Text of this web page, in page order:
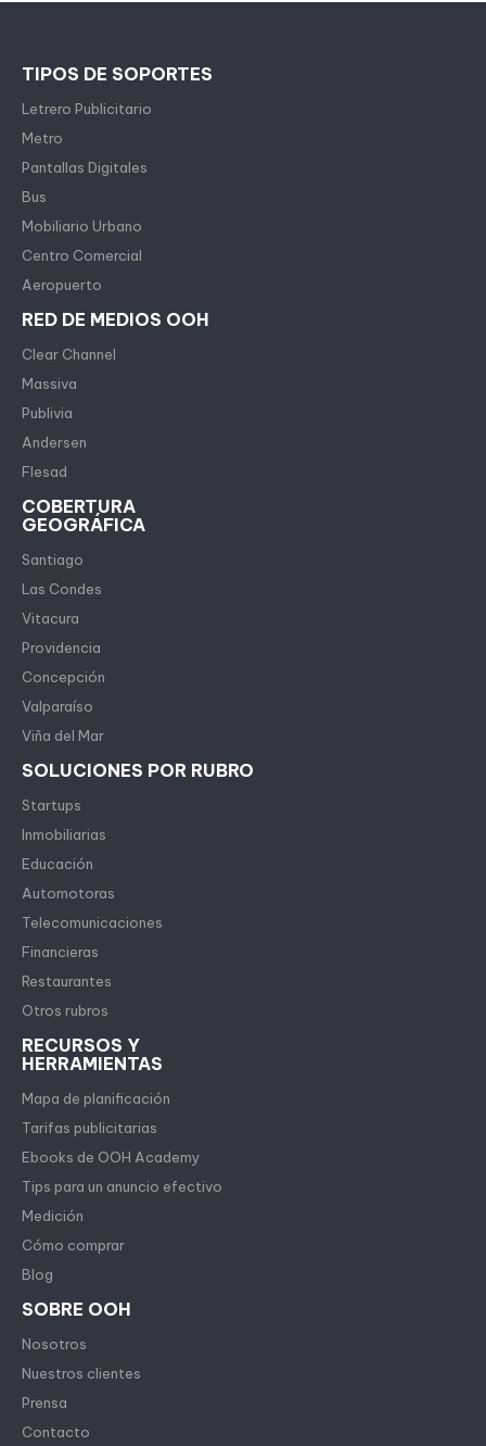
TIPOS DE SOPORTES
Letrero Publicitario
Metro
Pantallas Digitales
Bus
Mobiliario Urbano
Centro Comercial
Aeropuerto
RED DE MEDIOS OOH
Clear Channel
Massiva
Publivia
Andersen
Flesad
COBERTURA
GEOGRÁFICA
Santiago
Las Condes
Vitacura
Providencia
Concepción
Valparaíso
Viña del Mar
SOLUCIONES POR RUBRO
Startups
Inmobiliarias
Educación
Automotoras
Telecomunicaciones
Financieras
Restaurantes
Otros rubros
RECURSOS Y
HERRAMIENTAS
Mapa de planificación
Tarifas publicitarias
Ebooks de OOH Academy
Tips para un anuncio efectivo
Medición
Cómo comprar
Blog
SOBRE OOH
Nosotros
Nuestros clientes
Prensa
Contacto